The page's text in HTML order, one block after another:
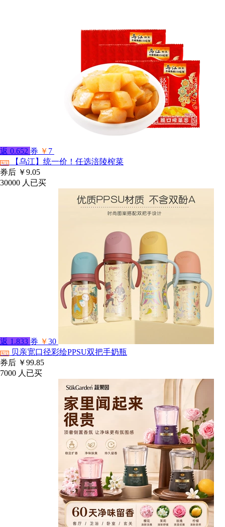
返 0.652 券 ￥ 7
淘宝
【乌江】统一价！任选涪陵榨菜
券后 ￥9.05
30000 人已买
返 1.833 券 ￥30
淘宝
贝亲宽口径彩绘PPSU双把手奶瓶
券后 ￥99.85
7000 人已买